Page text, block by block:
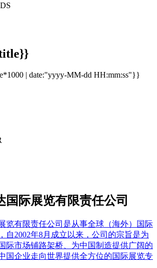
| date:"yyyy-MM-dd HH:mm:ss"}}
国际展览有限责任公司
览有限责任公司是从事全球（海外）国际
自2002年8月成立以来，公司的宗旨是为
际市场铺路架桥、为中国制造提供广阔的
国企业走向世界提供全方位的国际展览专